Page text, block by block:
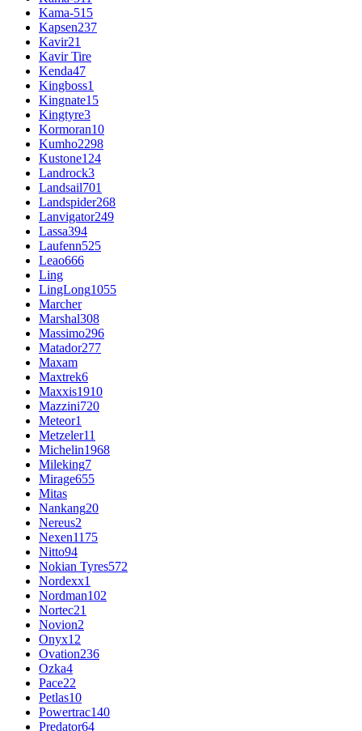
Kama-515
Kapsen237
Kavir21
Kavir Tire
Kenda47
Kingboss1
Kingnate15
Kingtyre3
Kormoran10
Kumho2298
Kustone124
Landrock3
Landsail701
Landspider268
Lanvigator249
Lassa394
Laufenn525
Leao666
Ling
LingLong1055
Marcher
Marshal308
Massimo296
Matador277
Maxam
Maxtrek6
Maxxis1910
Mazzini720
Meteor1
Metzeler11
Michelin1968
Mileking7
Mirage655
Mitas
Nankang20
Nereus2
Nexen1175
Nitto94
Nokian Tyres572
Nordexx1
Nordman102
Nortec21
Novion2
Onyx12
Ovation236
Ozka4
Pace22
Petlas10
Powertrac140
Predator64